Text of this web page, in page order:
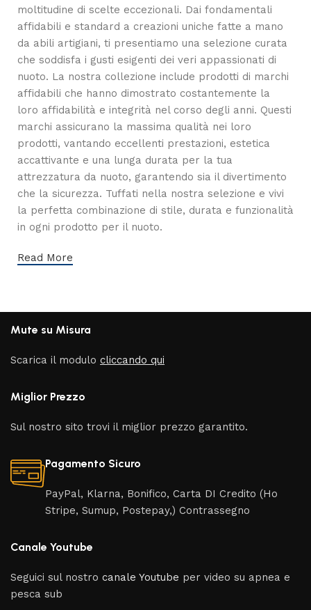
moltitudine di scelte eccezionali. Dai fondamentali
affidabili e standard a creazioni uniche fatte a mano
da abili artigiani, ti presentiamo una selezione curata
che soddisfa i gusti esigenti dei veri appassionati di
nuoto. La nostra collezione include prodotti di marchi
affidabili che hanno dimostrato costantemente la
loro affidabilità e integrità nel corso degli anni. Questi
marchi assicurano la massima qualità nei loro
prodotti, vantando eccellenti prestazioni, estetica
accattivante e una lunga durata per la tua
attrezzatura da nuoto, garantendo sia il divertimento
che la sicurezza. Tuffati nella nostra selezione e vivi
la perfetta combinazione di stile, durata e funzionalità
in ogni prodotto per il nuoto.
Read More
Mute su Misura
Scarica il modulocliccando qui
Miglior Prezzo
Sul nostro sito trovi il miglior prezzo garantito.
Pagamento Sicuro
PayPal, Klarna, Bonifico, Carta DI Credito (Ho
Stripe, Sumup, Postepay,) Contrassegno
Canale Youtube
Seguici sul nostrocanale Youtube per video su apnea e
pesca sub